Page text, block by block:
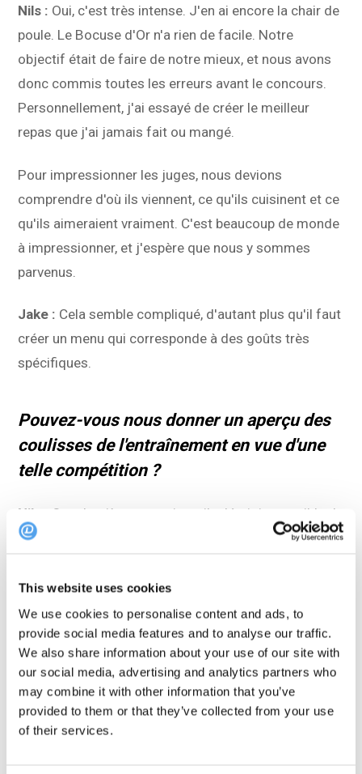
This website uses cookies
We use cookies to personalise content and ads, to
provide social media features and to analyse our traffic.
We also share information about your use of our site with
our social media, advertising and analytics partners who
may combine it with other information that you’ve
provided to them or that they’ve collected from your use
of their services.
Nils : Oui, c'est très intense. J'en ai encore la chair de
poule. Le Bocuse d'Or n'a rien de facile. Notre
objectif était de faire de notre mieux, et nous avons
donc commis toutes les erreurs avant le concours.
Personnellement, j'ai essayé de créer le meilleur
repas que j'ai jamais fait ou mangé.
Pour impressionner les juges, nous devions
comprendre d'où ils viennent, ce qu'ils cuisinent et ce
qu'ils aimeraient vraiment. C'est beaucoup de monde
à impressionner, et j'espère que nous y sommes
parvenus.
Jake : Cela semble compliqué, d'autant plus qu'il faut
créer un menu qui corresponde à des goûts très
spécifiques.
Pouvez-vous nous donner un aperçu des
coulisses de l'entraînement en vue d'une
telle compétition ?
Nils :
Ces dernières semaines, il m'était impossible de
travailler car les entraînements et toute l'organisation
épreuves chronométrées de 5,35 heures chacune, ce
qui prenait toute la journée les jours de compétition
simulée. Il nous fallait au moins deux fois plus de
temps pour planifier, organiser et peser tous les
ingrédients la veille. Et avant cela, nous avons passé
de nombreux jours à créer des recettes et des
plateaux.